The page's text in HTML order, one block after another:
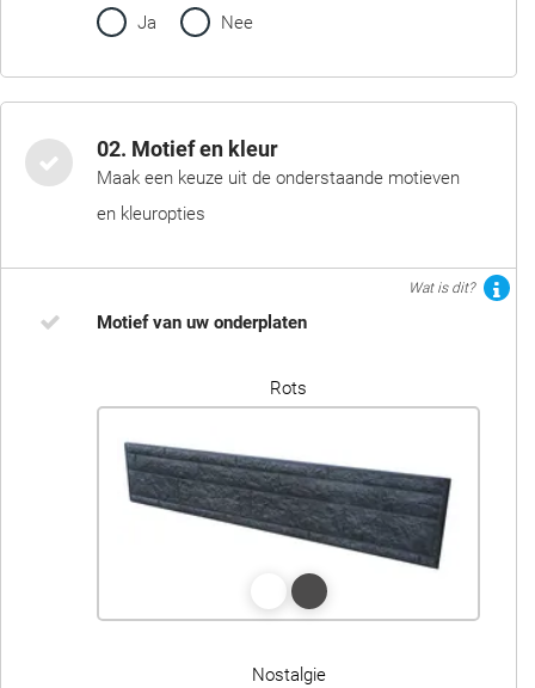
Ja Nee
02. Motief en kleur
Maak een keuze uit de onderstaande motieven
en kleuropties
Wat is dit?
Motief van uw onderplaten
Rots
Nostalgie